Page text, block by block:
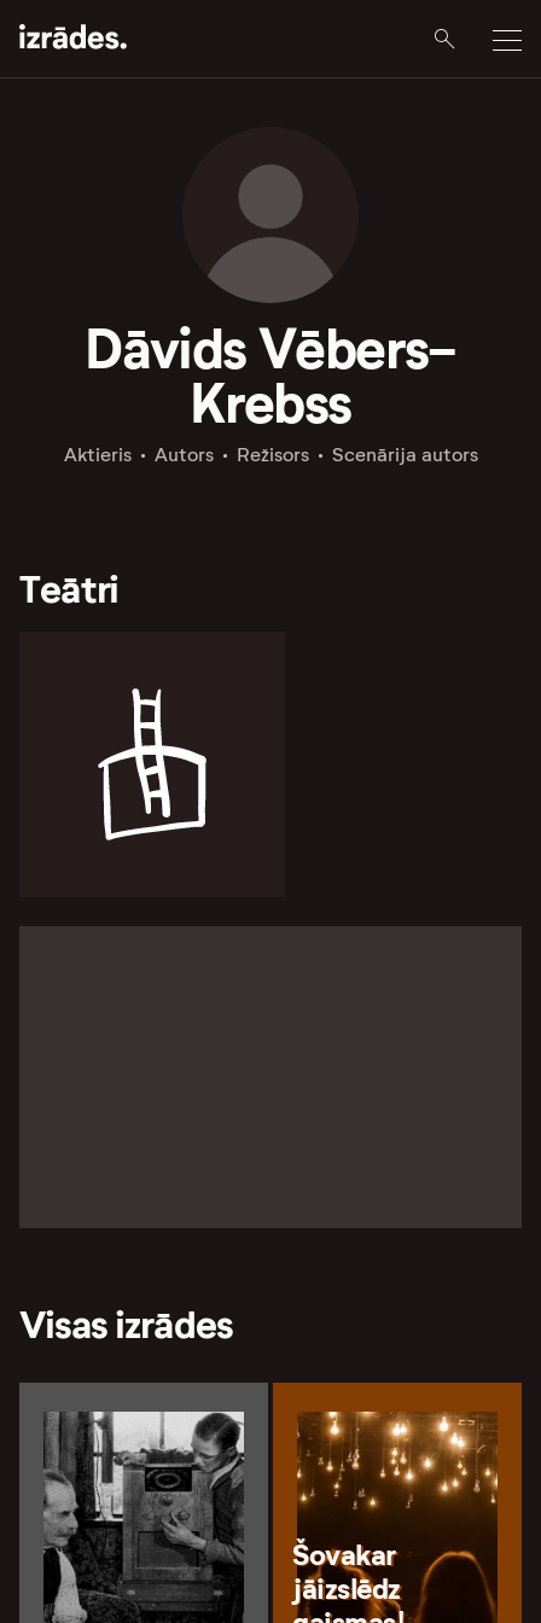
Dāvids Vēbers-
Krebss
Aktieris Autors Režisors Scenārija autors
Teātri
Visas izrādes
Šovakar
jāizslēdz